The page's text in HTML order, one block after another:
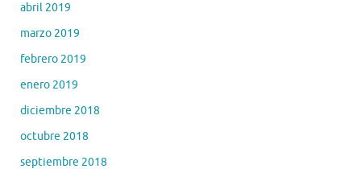
abril 2019
marzo 2019
febrero 2019
enero 2019
diciembre 2018
octubre 2018
septiembre 2018